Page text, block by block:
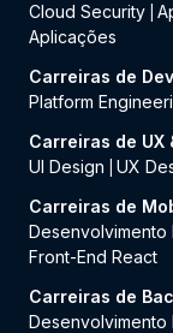
Cloud Security
Aplicações
Carreiras de
Platform
Carreiras de UX
UI Design
UX
Carreiras de
Desenvolvimento
Front-End React
Carreiras de
Desenvolvimento